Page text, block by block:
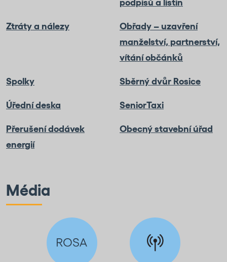
podpisů a listin
Ztráty a nálezy
Obřady – uzavření
manželství, partnerství,
vítání občánků
Spolky Sběrný dvůr Rosice
Úřední deska SeniorTaxi
Přerušení dodávek
energií
Obecný stavební úřad
Média